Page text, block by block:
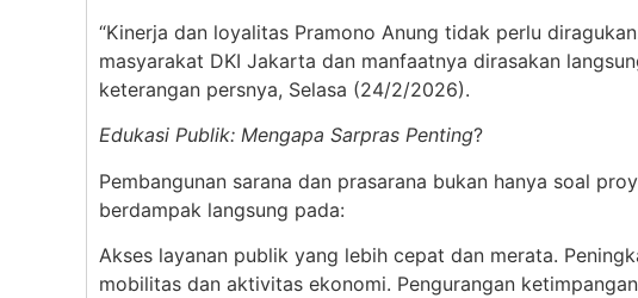
“Kinerja dan loyalitas Pramono Anung tidak perlu
masyarakat DKI Jakarta dan manfaatnya dirasakan
keterangan persnya, Selasa (24/2/2026).
Edukasi Publik: Mengapa Sarpras Penting?
Pembangunan sarana dan prasarana bukan hanya soal
berdampak langsung pada:
Akses layanan publik yang lebih cepat dan merata.
mobilitas dan aktivitas ekonomi. Pengurangan